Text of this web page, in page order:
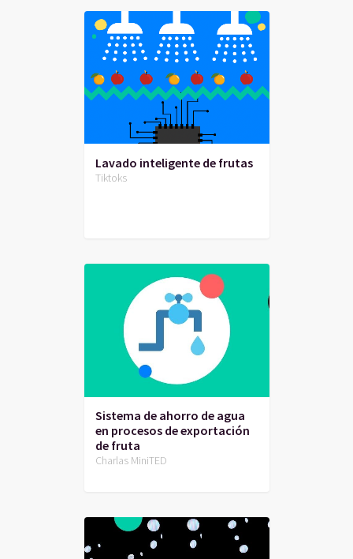
Lavado inteligente de frutas
Tiktoks
Sistema de ahorro de agua
en procesos de exportación
de fruta
Charlas MiniTED